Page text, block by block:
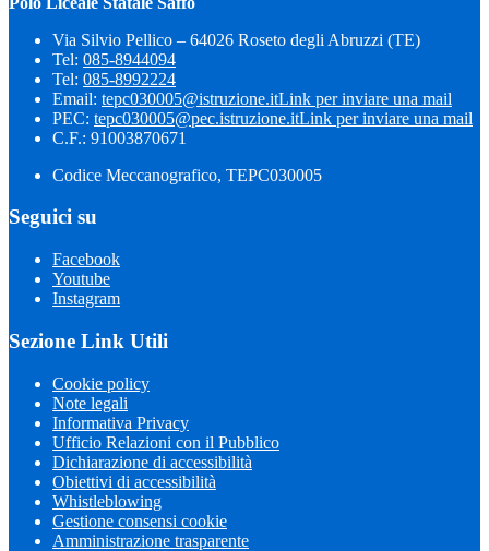
Via Silvio Pellico – 64026 Roseto degli Abruzzi (TE)
Tel: 085-8944094
Tel: 085-8992224
Email: tepc030005@istruzione.itLink per inviare una mail
PEC: tepc030005@pec.istruzione.itLink per inviare una mail
C.F.: 91003870671
Codice Meccanografico, TEPC030005
Seguici su
Facebook
Youtube
Instagram
Sezione Link Utili
Cookie policy
Note legali
Informativa Privacy
Ufficio Relazioni con il Pubblico
Dichiarazione di accessibilità
Obiettivi di accessibilità
Whistleblowing
Gestione consensi cookie
Amministrazione trasparente